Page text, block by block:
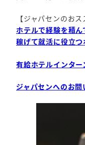
【ジャパセンのお
ホテルで経験を積
稼げて就活に役立つ
有給ホテルインタ
ジャパセンへのお